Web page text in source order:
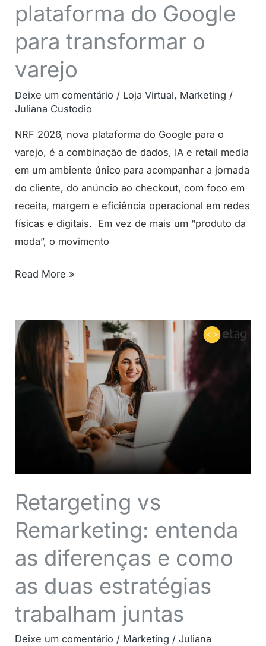
plataforma do Google
para transformar o
varejo
Deixe um comentário / Loja Virtual, Marketing /
Juliana Custodio
NRF 2026, nova plataforma do Google para o
varejo, é a combinação de dados, IA e retail media
em um ambiente único para acompanhar a jornada
do cliente, do anúncio ao checkout, com foco em
receita, margem e eficiência operacional em redes
físicas e digitais. Em vez de mais um “produto da
moda”, o movimento
Read More »
Retargeting vs
Remarketing: entenda
as diferenças e como
as duas estratégias
trabalham juntas
Deixe um comentário / Marketing /Juliana
Retargeting
vs
Remarketing:
entenda
diferenças
as
estratégias
trabalham
juntas